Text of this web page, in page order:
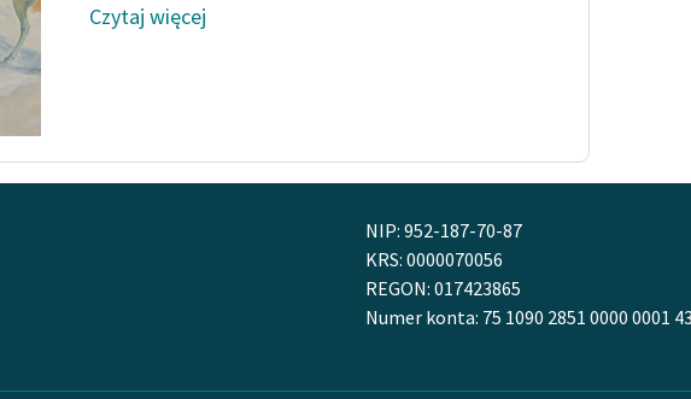
Czytaj więcej
NIP: 952-187-70-87
KRS: 0000070056
REGON: 017423865
Numer konta: 75 1090 2851 0000 0001